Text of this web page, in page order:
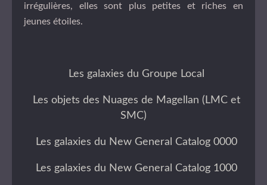
irrégulières, elles sont plus petites et riches en
jeunes étoiles.
Les galaxies du Groupe Local
Les objets des Nuages de Magellan (LMC et
SMC)
Les galaxies du New General Catalog 0000
Les galaxies du New General Catalog 1000